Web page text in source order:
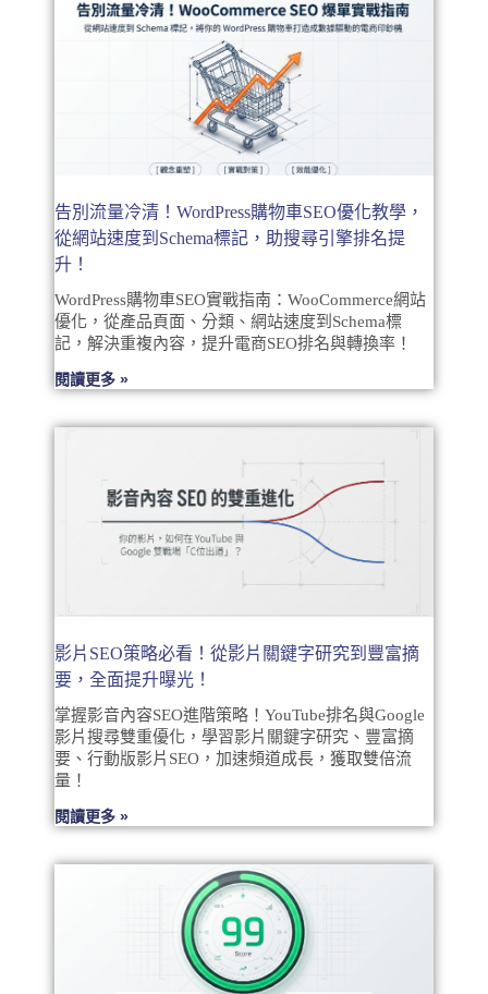
告別流量冷清！WordPress購物車SEO優化教學，
從網站速度到Schema標記，助搜尋引擎排名提
升！
WordPress購物車SEO實戰指南：WooCommerce網站
優化，從產品頁面、分類、網站速度到Schema標
記，解決重複內容，提升電商SEO排名與轉換率！
閱讀更多 »
影片SEO策略必看！從影片關鍵字研究到豐富摘
要，全面提升曝光！
掌握影音內容SEO進階策略！YouTube排名與Google
影片搜尋雙重優化，學習影片關鍵字研究、豐富摘
要、行動版影片SEO，加速頻道成長，獲取雙倍流
量！
閱讀更多 »